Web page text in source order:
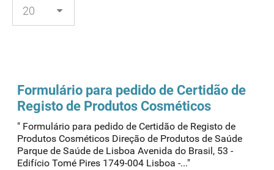
Formulário para pedido de Certidão de
Registo de Produtos Cosméticos
" Formulário para pedido de Certidão de Registo de
Produtos Cosméticos Direção de Produtos de Saúde
Parque de Saúde de Lisboa Avenida do Brasil, 53 -
Edifício Tomé Pires 1749-004 Lisboa -..."